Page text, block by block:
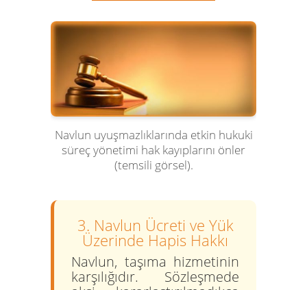
Navlun uyuşmazlıklarında etkin hukuki
süreç yönetimi hak kayıplarını önler
(temsili görsel).
3. Navlun Ücreti ve Yük
Üzerinde Hapis Hakkı
Navlun, taşıma hizmetinin
karşılığıdır. Sözleşmede